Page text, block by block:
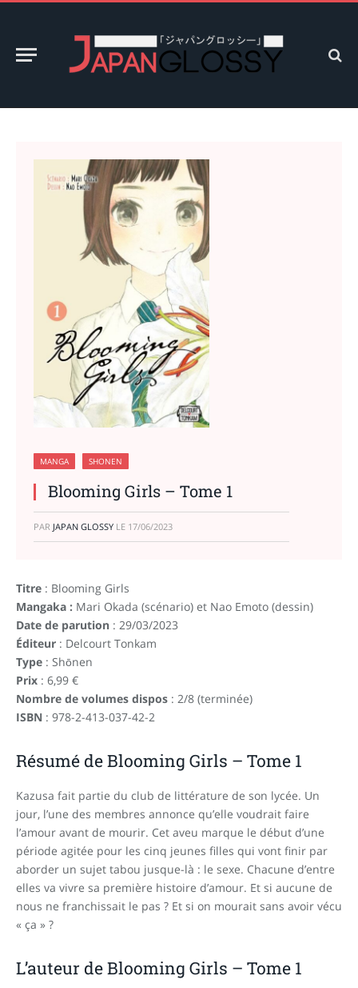
MANGA SHONEN
Blooming Girls – Tome 1
PAR JAPAN GLOSSY LE 17/06/2023
Titre : Blooming Girls
Mangaka : Mari Okada (scénario) et Nao Emoto (dessin)
Date de parution : 29/03/2023
Éditeur : Delcourt Tonkam
Type : Shōnen
Prix : 6,99 €
Nombre de volumes dispos : 2/8 (terminée)
ISBN : 978-2-413-037-42-2
Résumé de Blooming Girls – Tome 1
Kazusa fait partie du club de littérature de son lycée. Un
jour, l’une des membres annonce qu’elle voudrait faire
l’amour avant de mourir. Cet aveu marque le début d’une
période agitée pour les cinq jeunes filles qui vont finir par
aborder un sujet tabou jusque-là : le sexe. Chacune d’entre
elles va vivre sa première histoire d’amour. Et si aucune de
nous ne franchissait le pas ? Et si on mourait sans avoir vécu
« ça » ?
L’auteur de Blooming Girls – Tome 1